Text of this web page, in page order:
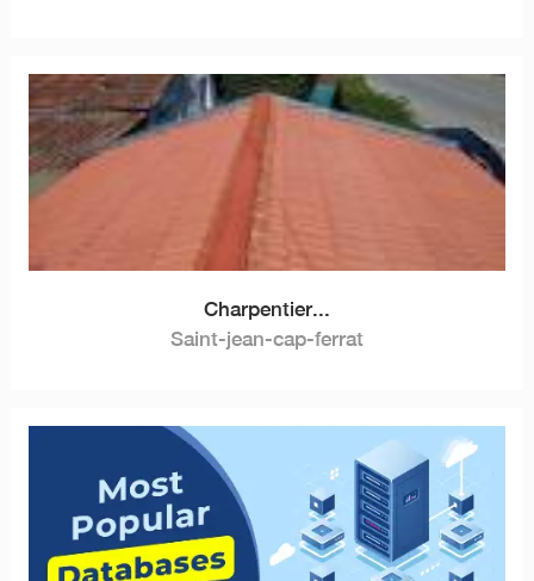
Charpentier...
Saint-jean-cap-ferrat